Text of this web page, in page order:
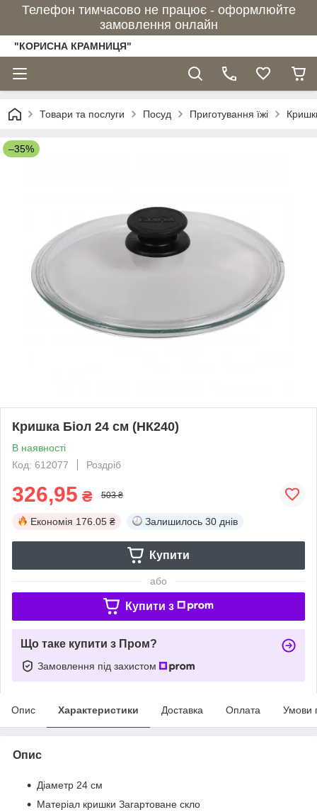
Телефон тимчасово не працює - оформлюйте
замовлення онлайн
"КОРИСНА КРАМНИЦЯ"
Товари та послуги Посуд Приготування їжі
–35%
Кришка Біол 24 см (НК240)
В наявності
Код: 612077
Роздріб
326,95 ₴ 503 ₴
Економія 176.05 ₴ Залишилось 30 днів
Купити
або
Купити з
Що таке купити з Пром?
Замовлення під захистом
Опис Характеристики Доставка Оплата Умови
Опис
Діаметр 24 см
Матеріал кришки Загартоване скло